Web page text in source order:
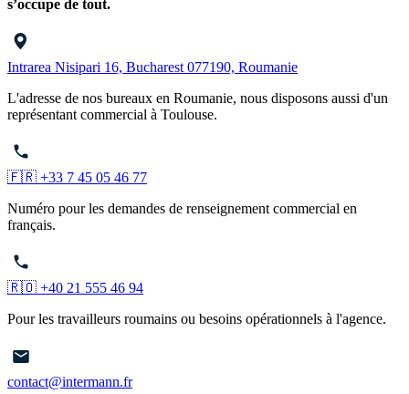
s’occupe de tout.
Intrarea Nisipari 16, Bucharest 077190, Roumanie
L'adresse de nos bureaux en Roumanie, nous disposons aussi d'un
représentant commercial à Toulouse.
🇫🇷 +33 7 45 05 46 77
Numéro pour les demandes de renseignement commercial en
français.
🇷🇴 +40 21 555 46 94
Pour les travailleurs roumains ou besoins opérationnels à l'agence.
contact@intermann.fr